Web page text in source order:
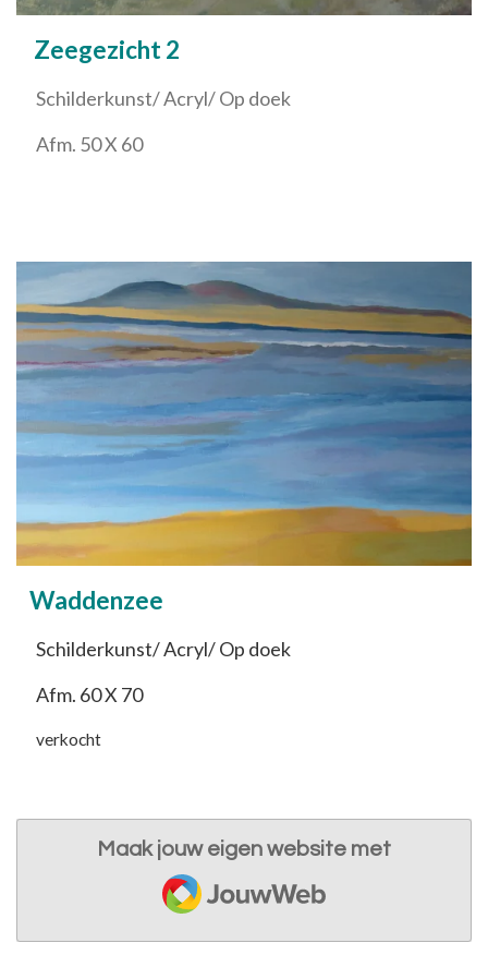
Zeegezicht 2
Schilderkunst/ Acryl/ Op doek
Afm. 50 X 60
Waddenzee
Schilderkunst/ Acryl/ Op doek
Afm. 60 X 70
verkocht
Maak jouw eigen website met
JouwWeb